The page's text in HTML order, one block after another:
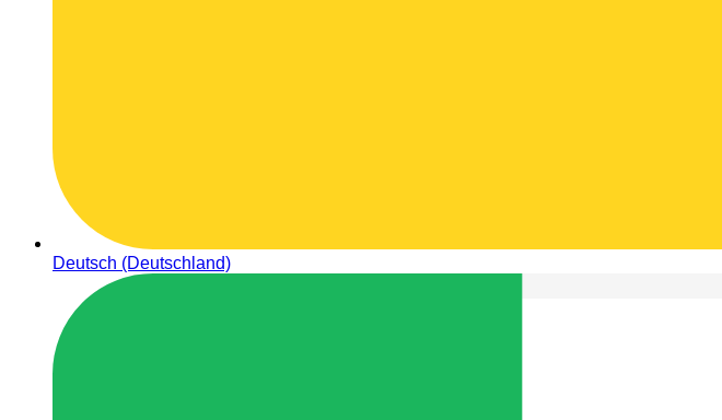
Deutsch (Deutschland)